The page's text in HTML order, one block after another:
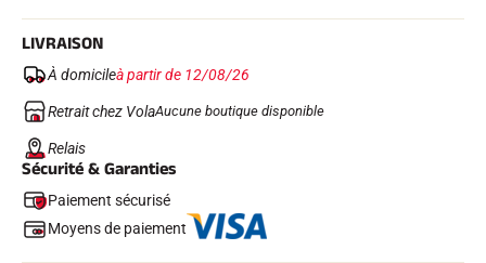
MULTI-SPORTS
LIVRAISON
À domicileà partir de 12/08/26
Retrait chez VolaAucune boutique disponible
Relais
Sécurité & Garanties
Paiement sécurisé
Moyens de paiement